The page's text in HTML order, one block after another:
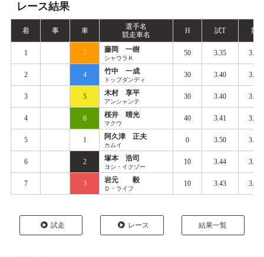
レース結果
着 事 車
選手名
競走車名
H 試T 競
1 7 藤岡 一樹
シャウラＫ
50 3.35 3.425
2 4 竹中 一成
トップダンディ
30 3.40 3.466
3 5 木村 享平
アンシャンテ
30 3.40 3.479
4 6 桜井 晴光
マクウ
40 3.41 3.481
5 1 阿久津 正夫
カムイ
0 3.50 3.526
6 2 塚本 浩司
ヨシ・イクゾー
10 3.44 3.527
7 3 岩元 毅
Ｄ・ライフ
10 3.43 3.534
試走 レース 結果一覧